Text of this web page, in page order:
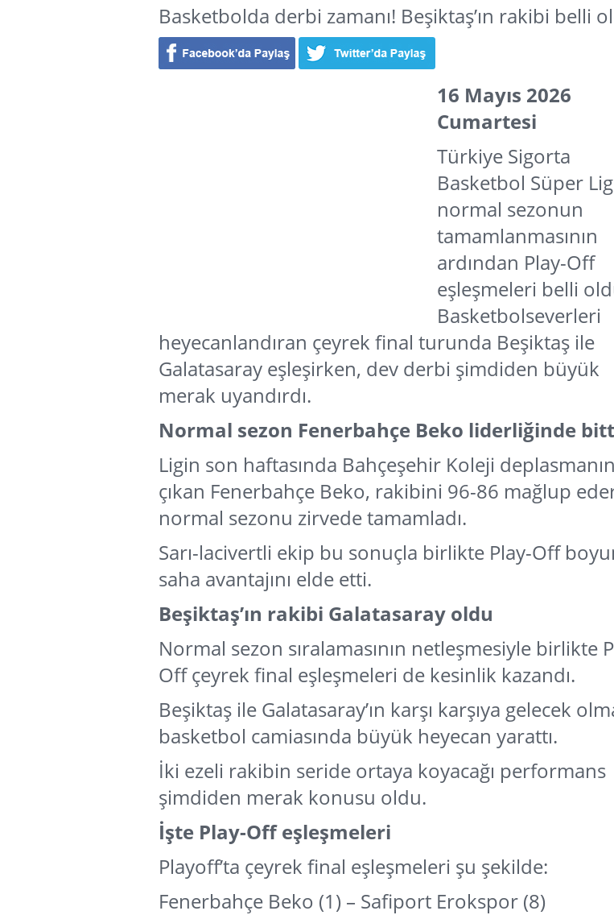
Basketbolda derbi zamanı! Beşiktaş’ın rakibi belli
16 Mayıs 2026
Cumartesi
Türkiye Sigorta
Basketbol Süper
normal sezonun
tamamlanmasının
ardından Play-Off
eşleşmeleri belli
Basketbolseverleri
heyecanlandıran çeyrek final turunda Beşiktaş ile
Galatasaray eşleşirken, dev derbi şimdiden büyük
merak uyandırdı.
Normal sezon Fenerbahçe Beko liderliğinde
Ligin son haftasında Bahçeşehir Koleji
çıkan Fenerbahçe Beko, rakibini 96-86 mağlup
normal sezonu zirvede tamamladı.
Sarı-lacivertli ekip bu sonuçla birlikte Play-Off
saha avantajını elde etti.
Beşiktaş’ın rakibi Galatasaray oldu
Normal sezon sıralamasının netleşmesiyle birlikte
Off çeyrek final eşleşmeleri de kesinlik kazandı.
Beşiktaş ile Galatasaray’ın karşı karşıya gelecek
basketbol camiasında büyük heyecan yarattı.
İki ezeli rakibin seride ortaya koyacağı performans
şimdiden merak konusu oldu.
İşte Play-Off eşleşmeleri
Playoff’ta çeyrek final eşleşmeleri şu şekilde:
Fenerbahçe Beko (1) – Safiport Erokspor (8)